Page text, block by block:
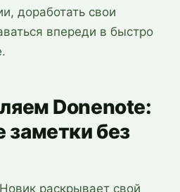
доработать свои
впереди в быстро
Donenote:
без
раскрывает свой